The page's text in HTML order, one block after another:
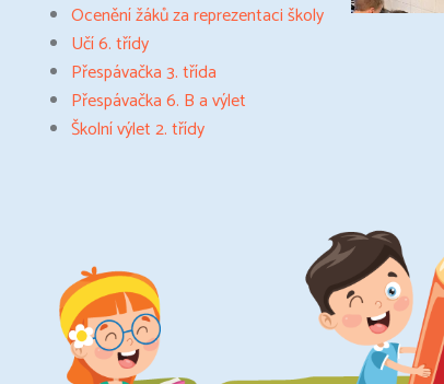
Ocenění žáků za reprezentaci školy
Učí 6. třídy
Přespávačka 3. třída
Přespávačka 6. B a výlet
Školní výlet 2. třídy